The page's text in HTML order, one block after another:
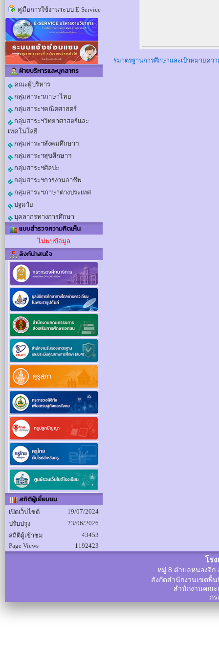
คู่มือการใช้งานระบบ E-Service
ฝ่ายบริหารและบุคลากร
คณะผู้บริหาร
กลุ่มสาระฯภาษาไทย
กลุ่มสาระฯคณิตศาสตร์
กลุ่มสาระฯวิทยาศาสตร์และ
เทคโนโลยี
กลุ่มสาระฯสังคมศึกษาฯ
กลุ่มสาระฯสุขศึกษาฯ
กลุ่มสาระฯศิลปะ
กลุ่มสาระฯการงานอาชีพ
กลุ่มสาระฯภาษาต่างประเทศ
ปฐมวัย
บุคลากรทางการศึกษา
แบบสำรวจความคิดเห็น
ไม่พบข้อมูล
ลิงก์น่าสนใจ
สถิติผู้เยี่ยมชม
เปิดเว็บไซต์
19/07/2024
ปรับปรุง
23/06/2026
สถิติผู้เข้าชม
43453
Page Views
1192423
#มาตรฐานการศึกษาและเป้าหมายควา
โร
หมู่ 8 ตำบลหนองจิก
สังกัดสำนักงานเขตพื้
สำนักงานคณะ
ก